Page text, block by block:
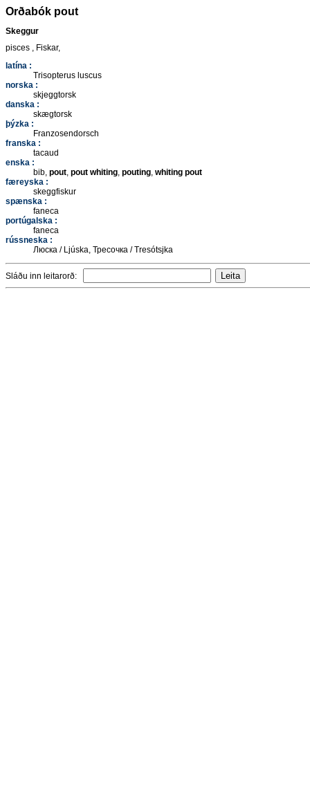
Orðabók pout
Skeggur
pisces , Fiskar,
latína :
Trisopterus luscus
norska :
skjeggtorsk
danska :
skægtorsk
þýzka :
Franzosendorsch
franska :
tacaud
enska :
bib, pout, pout whiting, pouting, whiting pout
færeyska :
skeggfiskur
spænska :
faneca
portúgalska :
faneca
rússneska :
Люска / Ljúska, Тресочка / Tresótsjka
Sláðu inn leitarorð: